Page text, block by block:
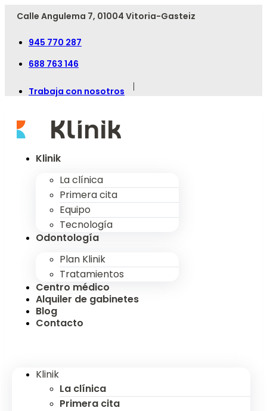
Calle Angulema 7, 01004 Vitoria-Gasteiz
945 770 287
688 763 146
|
Trabaja con nosotros
Klinik
La clínica
Primera cita
Equipo
Tecnología
Odontología
Plan Klinik
Tratamientos
Centro médico
Alquiler de gabinetes
Blog
Contacto
Klinik
La clínica
Primera cita